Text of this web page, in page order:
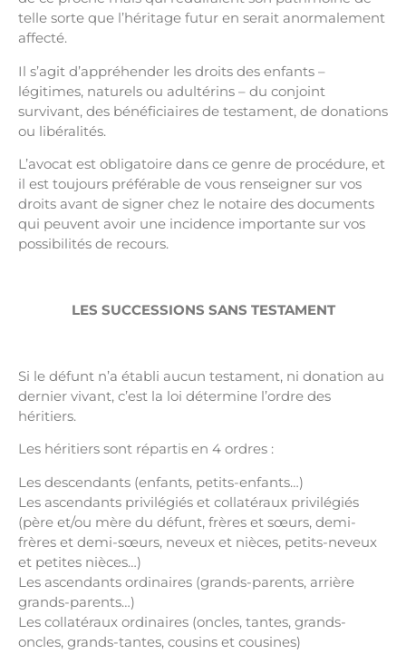
telle sorte que l’héritage futur en serait anormalement
affecté.
Il s’agit d’appréhender les droits des enfants –
légitimes, naturels ou adultérins – du conjoint
survivant, des bénéficiaires de testament, de donations
ou libéralités.
L’avocat est obligatoire dans ce genre de procédure, et
il est toujours préférable de vous renseigner sur vos
droits avant de signer chez le notaire des documents
qui peuvent avoir une incidence importante sur vos
possibilités de recours.
LES SUCCESSIONS SANS TESTAMENT
Si le défunt n’a établi aucun testament, ni donation au
dernier vivant, c’est la loi détermine l’ordre des
héritiers.
Les héritiers sont répartis en 4 ordres :
Les descendants (enfants, petits-enfants…)
Les ascendants privilégiés et collatéraux privilégiés
(père et/ou mère du défunt, frères et sœurs, demi-
frères et demi-sœurs, neveux et nièces, petits-neveux
et petites nièces…)
Les ascendants ordinaires (grands-parents, arrière
grands-parents…)
Les collatéraux ordinaires (oncles, tantes, grands-
oncles, grands-tantes, cousins et cousines)